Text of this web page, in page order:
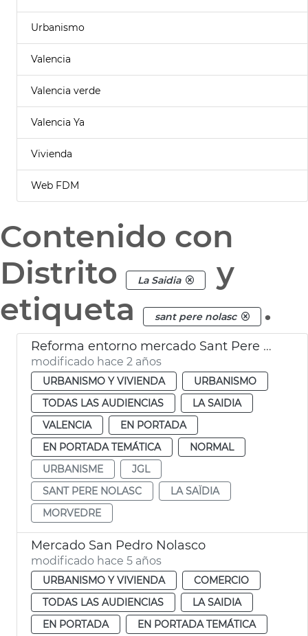
Urbanismo
Valencia
Valencia verde
Valencia Ya
Vivienda
Web FDM
Contenido con
Distrito
La Saidia
y
etiqueta
sant pere nolasc .
Reforma entorno mercado Sant Pere Nolasc
modificado hace 2 años
URBANISMO Y VIVIENDA
URBANISMO
TODAS LAS AUDIENCIAS
LA SAIDIA
VALENCIA
EN PORTADA
EN PORTADA TEMÁTICA
NORMAL
URBANISME
JGL
SANT PERE NOLASC
LA SAÏDIA
MORVEDRE
Mercado San Pedro Nolasco
modificado hace 5 años
URBANISMO Y VIVIENDA
COMERCIO
TODAS LAS AUDIENCIAS
LA SAIDIA
EN PORTADA
EN PORTADA TEMÁTICA